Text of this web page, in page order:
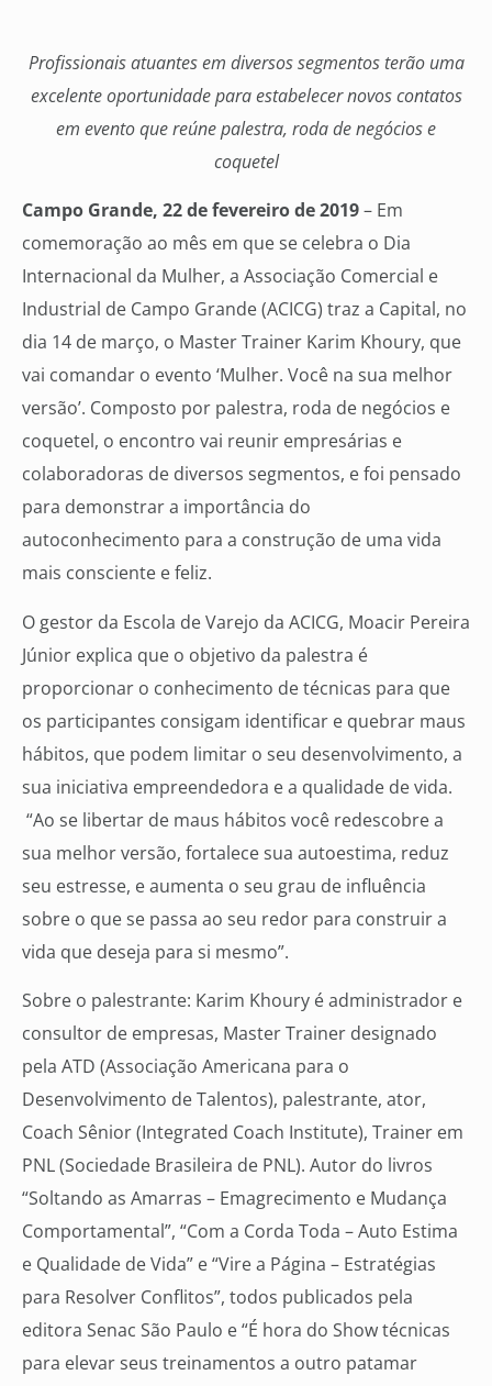
Profissionais atuantes em diversos segmentos terão uma
excelente oportunidade para estabelecer novos contatos
em evento que reúne palestra, roda de negócios e
coquetel
Campo Grande, 22 de fevereiro de 2019– Em
comemoração ao mês em que se celebra o Dia
Internacional da Mulher, a Associação Comercial e
Industrial de Campo Grande (ACICG) traz a Capital, no
dia 14 de março, o Master Trainer Karim Khoury, que
vai comandar o evento ‘Mulher. Você na sua melhor
versão’. Composto por palestra, roda de negócios e
coquetel, o encontro vai reunir empresárias e
colaboradoras de diversos segmentos, e foi pensado
para demonstrar a importância do
autoconhecimento para a construção de uma vida
mais consciente e feliz.
O gestor da Escola de Varejo da ACICG, Moacir Pereira
Júnior explica que o objetivo da palestra é
proporcionar o conhecimento de técnicas para que
os participantes consigam identificar e quebrar maus
hábitos, que podem limitar o seu desenvolvimento, a
sua iniciativa empreendedora e a qualidade de vida.
“Ao se libertar de maus hábitos você redescobre a
sua melhor versão, fortalece sua autoestima, reduz
seu estresse, e aumenta o seu grau de influência
sobre o que se passa ao seu redor para construir a
vida que deseja para si mesmo”.
Sobre o palestrante: Karim Khoury é administrador e
consultor de empresas, Master Trainer designado
pela ATD (Associação Americana para o
Desenvolvimento de Talentos), palestrante, ator,
Coach Sênior (Integrated Coach Institute), Trainer em
PNL (Sociedade Brasileira de PNL). Autor do livros
“Soltando as Amarras – Emagrecimento e Mudança
Comportamental”, “Com a Corda Toda – Auto Estima
e Qualidade de Vida” e “Vire a Página – Estratégias
para Resolver Conflitos”, todos publicados pela
editora Senac São Paulo e “É hora do Show técnicas
para elevar seus treinamentos a outro patamar